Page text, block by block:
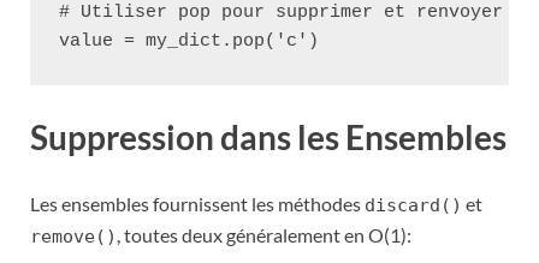
# Utiliser pop pour supprimer et renvoyer la
Suppression dans les Ensembles
Les ensembles fournissent les méthodes discard() et
remove() , toutes deux généralement en O(1):